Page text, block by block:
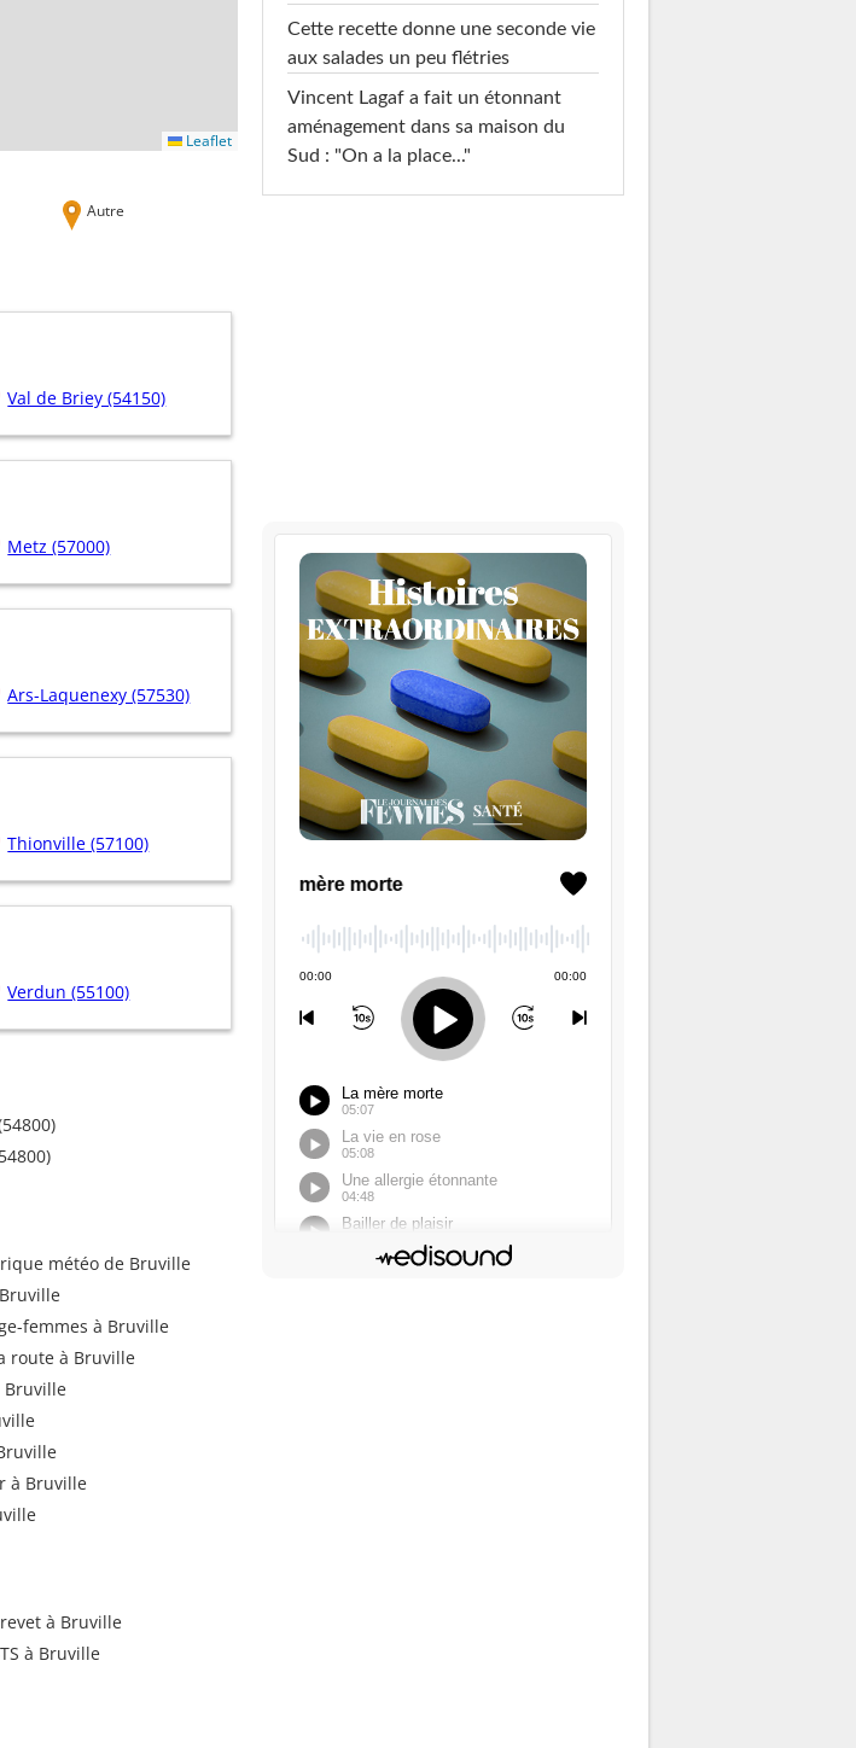
Leaflet
Autre
Val de Briey (54150)
Metz (57000)
Ars-Laquenexy (57530)
Thionville (57100)
Verdun (55100)
météo de Bruville
femmes à Bruville
route à Bruville
Bruville
à Bruville
à Bruville
à Bruville
Cette recette donne une seconde vie
aux salades un peu flétries
Vincent Lagaf a fait un étonnant
aménagement dans sa maison du
Sud : "On a la place..."